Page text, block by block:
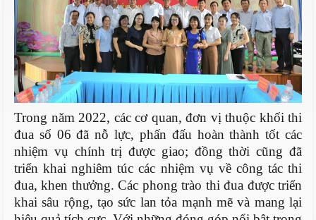
Trong năm 2022, các cơ quan, đơn vị thuộc khối thi
đua số 06 đã nỗ lực, phấn đấu hoàn thành tốt các
nhiệm vụ chính trị được giao; đồng thờicũng đã
triển khai nghiêm túc các nhiệm vụ về công tác thi
đua, khen thưởng. Các phong trào thi đua được triển
khai sâu rộng, tạo sức lan tỏa mạnh mẽ và mang lại